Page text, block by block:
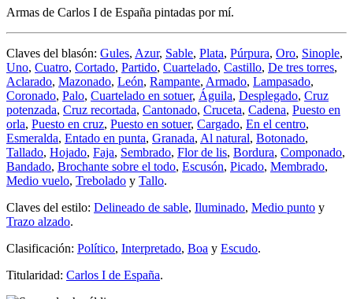
Armas de Carlos I de España pintadas por mí.
Claves del blasón: Gules, Azur, Sable, Plata, Púrpura, Oro, Sinople,
Uno, Cuatro, Cortado, Partido, Cuartelado, Castillo, De tres torres,
Aclarado, Mazonado, León, Rampante, Armado, Lampasado,
Coronado, Palo, Cuartelado en sotuer, Águila, Desplegado, Cruz
potenzada, Cruz recortada, Cantonado, Cruceta, Cadena, Puesto en
orla, Puesto en cruz, Puesto en sotuer, Cargado, En el centro,
Esmeralda, Entado en punta, Granada, Al natural, Botonado,
Tallado, Hojado, Faja, Sembrado, Flor de lis, Bordura, Componado,
Bandado, Brochante sobre el todo, Escusón, Picado, Membrado,
Medio vuelo, Trebolado y Tallo.
Claves del estilo: Delineado de sable, Iluminado, Medio punto y
Trazo alzado.
Clasificación: Político, Interpretado, Boa y Escudo.
Titularidad: Carlos I de España.